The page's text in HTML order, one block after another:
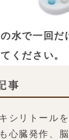
水で一回だ
ください。
事
キシリトール
も心臓発作、